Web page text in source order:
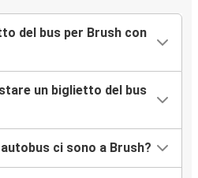
del bus per Brush con
un biglietto del bus
ci sono a Brush?